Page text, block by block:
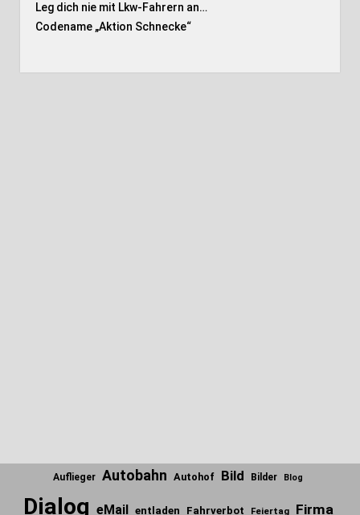
Leg dich nie mit Lkw-Fahrern an…
Codename „Aktion Schnecke“
Auflieger Autobahn Autohof Bild Bilder Blog
Dialog eMail entladen Fahrverbot Feiertag Firma